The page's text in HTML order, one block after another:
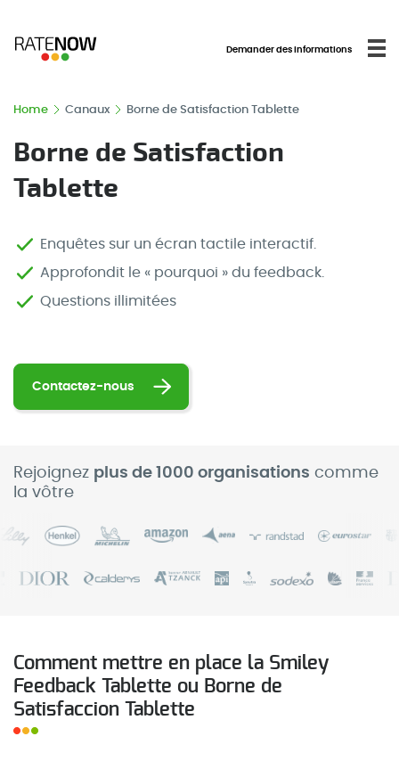
Demander des informations
Home Canaux Borne de Satisfaction Tablette
Borne de Satisfaction
Tablette
Enquêtes sur un écran tactile interactif.
Approfondit le « pourquoi » du feedback.
Questions illimitées
Contactez-nous
Rejoignez plus de 1000 organisations comme
la vôtre
Comment mettre en place la Smiley
Feedback Tablette ou Borne de
Satisfaccion Tablette